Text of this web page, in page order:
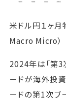
米ドル円１ヶ月
Macro Micro）
2024年は「第3
ードが海外投
ードの第1次ブ